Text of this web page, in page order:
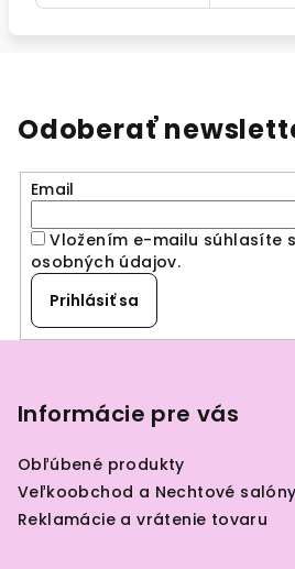
Odoberať
Email
Vložením e-mailu súhlasíte
osobných údajov.
Prihlásiť sa
Informácie pre vás
Obľúbené produkty
Veľkoobchod a Nechtové salóny
Reklamácie a vrátenie tovaru